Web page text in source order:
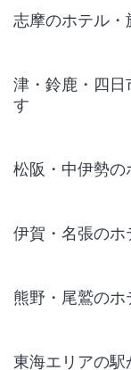
志摩のホテル・
津・鈴鹿・四
す
松阪・中伊勢の
伊賀・名張のホ
熊野・尾鷲の
東海エリアの駅